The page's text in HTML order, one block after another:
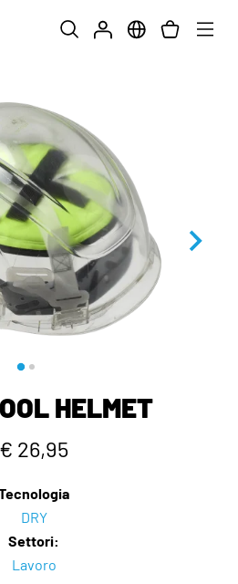
HELMET
€ 26,95
DRY
Settori:
Lavoro